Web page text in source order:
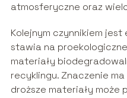
atmosferyczne oraz
Kolejnym czynnikiem
stawia na
materiały
recyklingu. Znaczenie
droższe materiały może